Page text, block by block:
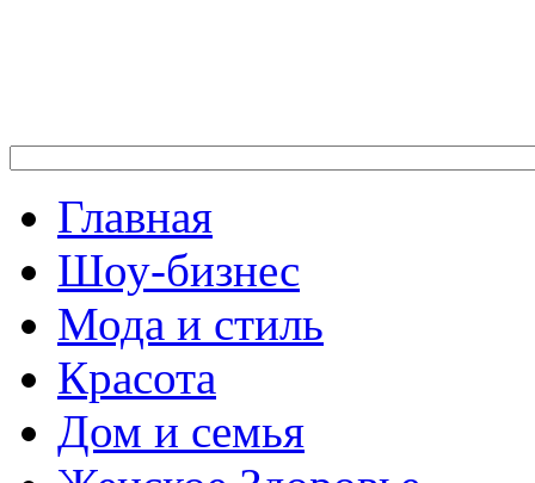
Главная
Шоу-бизнес
Мода и стиль
Красота
Дом и семья